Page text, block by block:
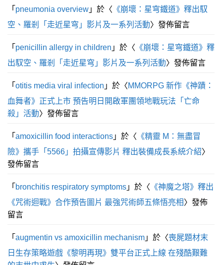
「 pneumonia overview 」於〈 《崩壞：星穹鐵道》釋出馭
空、羅剎「走近星穹」影片及一系列活動〉發佈留言
「 penicillin allergy in children 」於〈 《崩壞：星穹鐵道》釋
出馭空、羅剎「走近星穹」影片及一系列活動〉發佈留言
「 otitis media viral infection 」於〈MMORPG 新作《神蹟：
血舞者》正式上市 預告明日開啟軍團領地戰玩法「亡命
殺」活動〉發佈留言
「 amoxicillin food interactions 」於〈 《精靈 M：無盡冒
險》攜手「5566」拍攝宣傳影片 釋出裝備成長系統介紹〉
發佈留言
「 bronchitis respiratory symptoms 」於〈 《神魔之塔》釋出
《咒術迴戰》合作預告圖片 最強咒術師五條悟亮相〉發佈
留言
「 augmentin vs amoxicillin mechanism 」於〈喪屍題材末
日生存策略遊戲《黎明再現》雙平台正式上線 在殘酷艱難